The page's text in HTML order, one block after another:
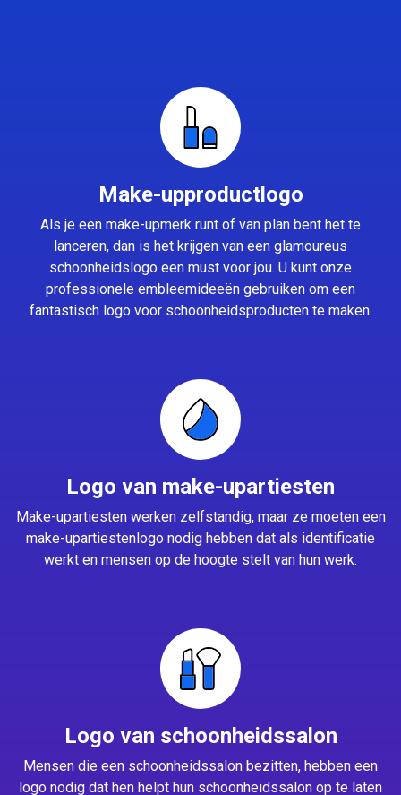
Make-upproductlogo
Als je een make-upmerk runt of van plan bent het te
lanceren, dan is het krijgen van een glamoureus
schoonheidslogo een must voor jou. U kunt onze
professionele embleemideeën gebruiken om een
fantastisch logo voor schoonheidsproducten te maken.
Logo van make-upartiesten
Make-upartiesten werken zelfstandig, maar ze moeten een
make-upartiestenlogo nodig hebben dat als identificatie
werkt en mensen op de hoogte stelt van hun werk.
Logo van schoonheidssalon
Mensen die een schoonheidssalon bezitten, hebben een
logo nodig dat hen helpt hun schoonheidssalon op te laten